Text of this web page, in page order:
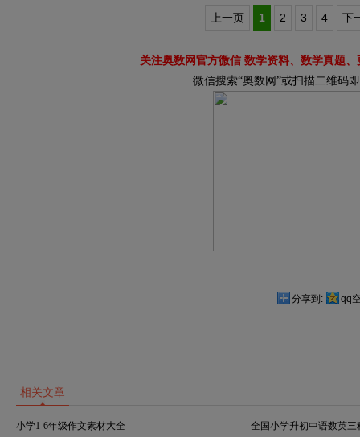
上一页 1 2 3 4 下
关注奥数网官方微信 数学资料、数学真题
微信搜索“奥数网”或扫描二维码
分享到: qq
相关文章
小学1-6年级作文素材大全 全国小学升初中语数英三